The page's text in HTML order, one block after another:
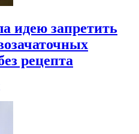
идею запретить
рецепта